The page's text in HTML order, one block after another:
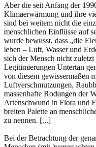
Aber die seit Anfang der
Klimaerwärmung und ihre
sind bei weitem nicht die
menschlichen Einflüsse auf
wurde bewusst, dass „die
leben – Luft, Wasser und
sich der Mensch nicht
Legitimierungen Untertan
von diesem gewissermaßen
Luftverschmutzungen,
massenhafte Rodungen der
Artenschwund in Flora und
breiten Palette an
zu nennen. [...]
Bei der Betrachtung der